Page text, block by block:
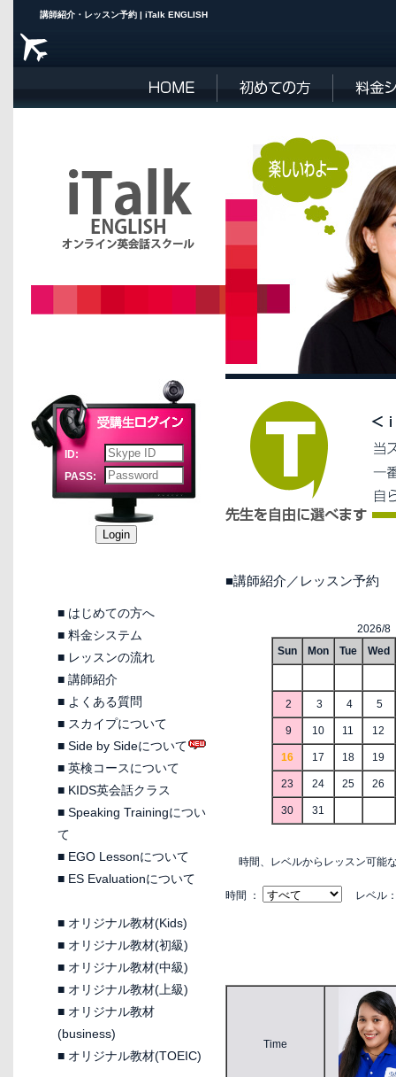
講師紹介・レッスン予約 | iTalk ENGLISH
ID:
PASS:
■ はじめての方へ
■ 料金システム
■ レッスンの流れ
■ 講師紹介
■ よくある質問
■ スカイプについて
■ Side by Sideについて
■ 英検コースについて
■ KIDS英会話クラス
■ Speaking Trainingについ
て
■ EGO Lessonについて
■ ES Evaluationについて
■ オリジナル教材(Kids)
■ オリジナル教材(初級)
■ オリジナル教材(中級)
■ オリジナル教材(上級)
■ オリジナル教材
(business)
■ オリジナル教材(TOEIC)
■講師紹介／レッスン予約
2026/8
Sun
Mon Tue Wed
2 3 4 5
9 10 11 12
16 17 18 19
23 24 25 26
30 31
時間、レベルからレッスン可能
時間 ： レベル
Time